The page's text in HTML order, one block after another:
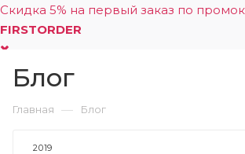
Скидка 5% на первый заказ по
FIRSTORDER
Блог
Главная — Блог
2019